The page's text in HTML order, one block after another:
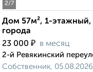
2/7
Дом 57м², 1-этажный,
города
23 000 ₽ в месяц
2-й Ревякинский
Собственник, 05.08.2026